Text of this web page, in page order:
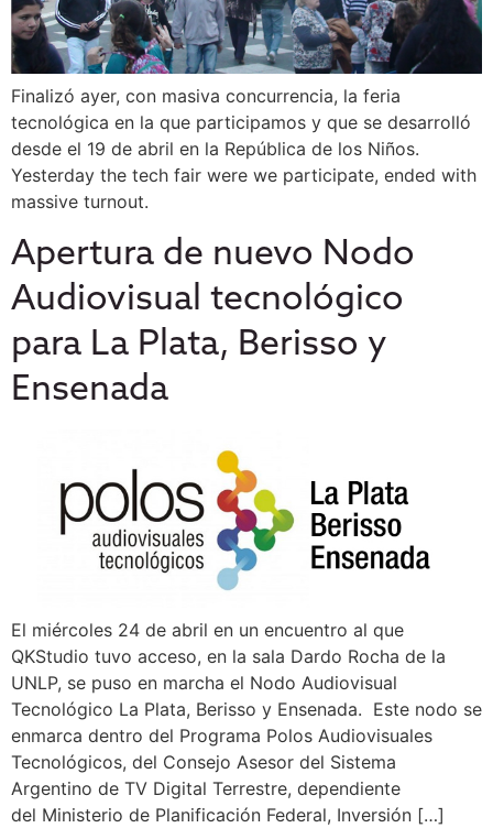
Finalizó ayer, con masiva concurrencia, la feria
tecnológica en la que participamos y que se desarrolló
desde el 19 de abril en la República de los Niños.
Yesterday the tech fair were we participate, ended with
massive turnout.
Apertura de nuevo Nodo
Audiovisual tecnológico
para La Plata, Berisso y
Ensenada
El miércoles 24 de abril en un encuentro al que
QKStudio tuvo acceso, en la sala Dardo Rocha de la
UNLP, se puso en marcha el Nodo Audiovisual
Tecnológico La Plata, Berisso y Ensenada. Este nodo se
enmarca dentro del Programa Polos Audiovisuales
Tecnológicos, del Consejo Asesor del Sistema
Argentino de TV Digital Terrestre, dependiente
del Ministerio de Planificación Federal, Inversión […]